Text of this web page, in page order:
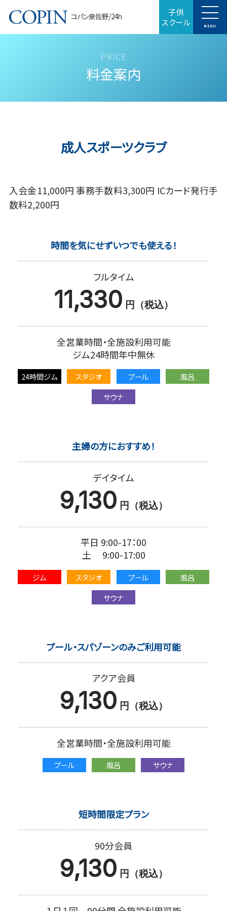
コパン泉佐野/24h 子供
スクール MENU
料金案内
成人スポーツクラブ
入会金11,000円 事務手数料3,300円 ICカード発行手
数料2,200円
フルタイム
時間を気にせずいつでも使える！
11,330 円（税込）
全営業時間・全施設利用可能
ジム24時間年中無休
24時間ジム スタジオ プール
風呂
サウナ
デイタイム
主婦の方におすすめ！
9,130 円（税込）
平日 9:00-17：00
土 9:00-17:00
ジム スタジオ プール
風呂
サウナ
アクア会員
プール・スパゾーンのみご利用可能
9,130 円（税込）
全営業時間・全施設利用可能
プール 風呂 サウナ
90分会員
短時間限定プラン
9,130 円（税込）